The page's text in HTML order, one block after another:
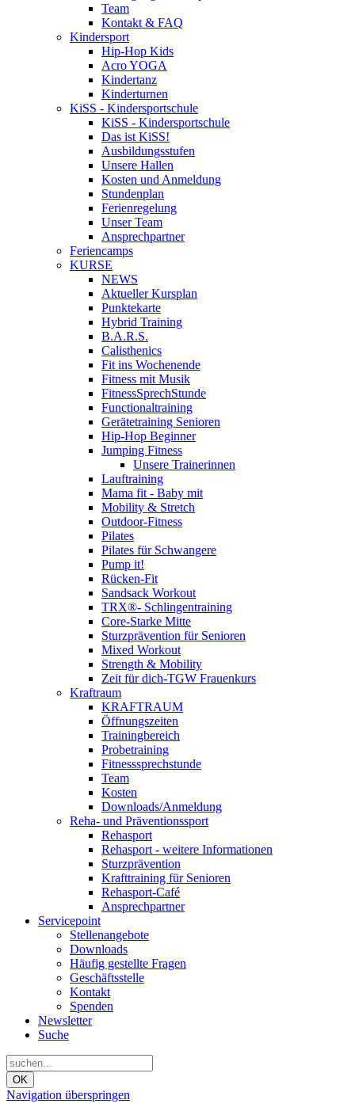
Team
Kontakt & FAQ
Kindersport
Hip-Hop Kids
Acro YOGA
Kindertanz
Kinderturnen
KiSS - Kindersportschule
KiSS - Kindersportschule
Das ist KiSS!
Ausbildungsstufen
Unsere Hallen
Kosten und Anmeldung
Stundenplan
Ferienregelung
Unser Team
Ansprechpartner
Feriencamps
KURSE
NEWS
Aktueller Kursplan
Punktekarte
Hybrid Training
B.A.R.S.
Calisthenics
Fit ins Wochenende
Fitness mit Musik
FitnessSprechStunde
Functionaltraining
Gerätetraining Senioren
Hip-Hop Beginner
Jumping Fitness
Unsere Trainerinnen
Lauftraining
Mama fit - Baby mit
Mobility & Stretch
Outdoor-Fitness
Pilates
Pilates für Schwangere
Pump it!
Rücken-Fit
Sandsack Workout
TRX®- Schlingentraining
Core-Starke Mitte
Sturzprävention für Senioren
Mixed Workout
Strength & Mobility
Zeit für dich-TGW Frauenkurs
Kraftraum
KRAFTRAUM
Öffnungszeiten
Trainingbereich
Probetraining
Fitnesssprechstunde
Team
Kosten
Downloads/Anmeldung
Reha- und Präventionssport
Rehasport
Rehasport - weitere Informationen
Sturzprävention
Krafttraining für Senioren
Rehasport-Café
Ansprechpartner
Servicepoint
Stellenangebote
Downloads
Häufig gestellte Fragen
Geschäftsstelle
Kontakt
Spenden
Newsletter
Suche
OK
Navigation überspringen